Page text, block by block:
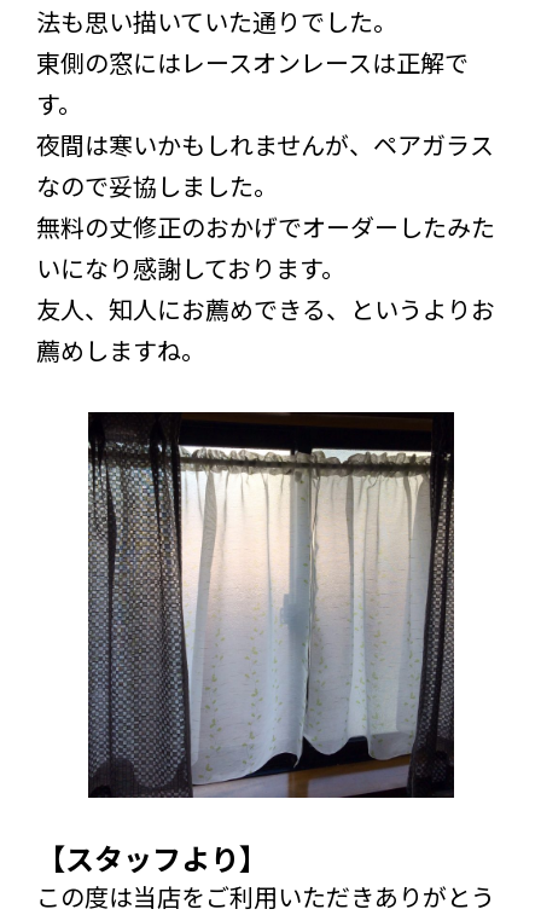
法も思い描いていた通りでした。
東側の窓にはレースオンレースは正解で
す。
夜間は寒いかもしれませんが、ペアガラス
なので妥協しました。
無料の丈修正のおかげでオーダーしたみた
いになり感謝しております。
友人、知人にお薦めできる、というよりお
薦めしますね。
【スタッフより】
この度は当店をご利用いただきありがとう